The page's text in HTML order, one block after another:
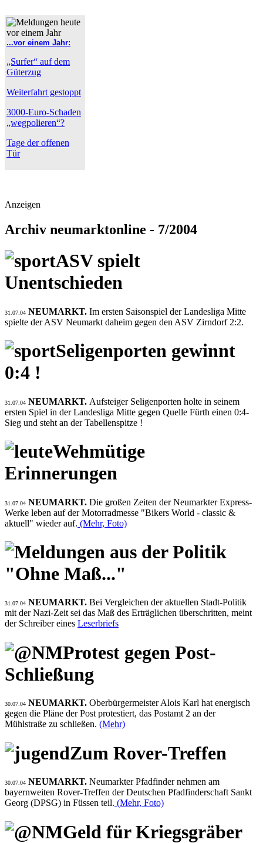
...vor einem Jahr:
„Surfer“ auf dem
Güterzug
Weiterfahrt gestoppt
3000-Euro-Schaden
„wegpolieren“?
Tage der offenen
Tür
Anzeigen
Archiv neumarktonline - 7/2004
ASV spielt
Unentschieden
31.07.04 NEUMARKT. Im ersten Saisonspiel der Landesliga Mitte
spielte der ASV Neumarkt daheim gegen den ASV Zirndorf 2:2.
Seligenporten gewinnt
0:4 !
31.07.04 NEUMARKT. Aufsteiger Seligenporten holte in seinem
ersten Spiel in der Landesliga Mitte gegen Quelle Fürth einen 0:4-
Sieg und steht an der Tabellenspitze !
Wehmütige
Erinnerungen
31.07.04 NEUMARKT. Die großen Zeiten der Neumarkter Express-
Werke leben auf der Motorradmesse "Bikers World - classic &
aktuell" wieder auf. (Mehr, Foto)
"Ohne Maß..."
31.07.04 NEUMARKT. Bei Vergleichen der aktuellen Stadt-Politik
mit der Nazi-Zeit sei das Maß des Erträglichen überschritten, meint
der Schreiber eines Leserbriefs
Protest gegen Post-
Schließung
30.07.04 NEUMARKT. Oberbürgermeister Alois Karl hat energisch
gegen die Pläne der Post protestiert, das Postamt 2 an der
Mühlstraße zu schließen. (Mehr)
Zum Rover-Treffen
30.07.04 NEUMARKT. Neumarkter Pfadfinder nehmen am
bayernweiten Rover-Treffen der Deutschen Pfadfinderschaft Sankt
Georg (DPSG) in Füssen teil. (Mehr, Foto)
Geld für Kriegsgräber